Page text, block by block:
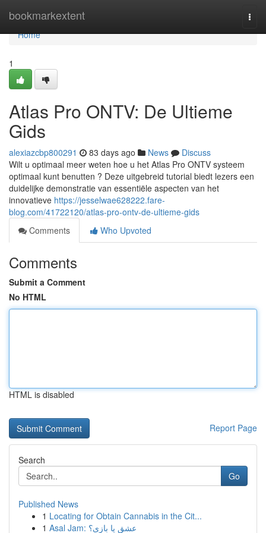
bookmarkextent
Home
Home
1
Atlas Pro ONTV: De Ultieme
Gids
alexiazcbp800291 83 days ago News
Discuss
Wilt u optimaal meer weten hoe u het Atlas Pro ONTV systeem
optimaal kunt benutten ? Deze uitgebreid tutorial biedt lezers een
duidelijke demonstratie van essentiële aspecten van het
innovatieve https://jesselwae628222.fare-
blog.com/41722120/atlas-pro-ontv-de-ultieme-gids
Comments
Who Upvoted
Comments
Submit a Comment
No HTML
HTML is disabled
Report Page
Search
Go
Published News
1 Locating for Obtain Cannabis in the Cit...
1
Asal Jam: عشق یا بازی؟